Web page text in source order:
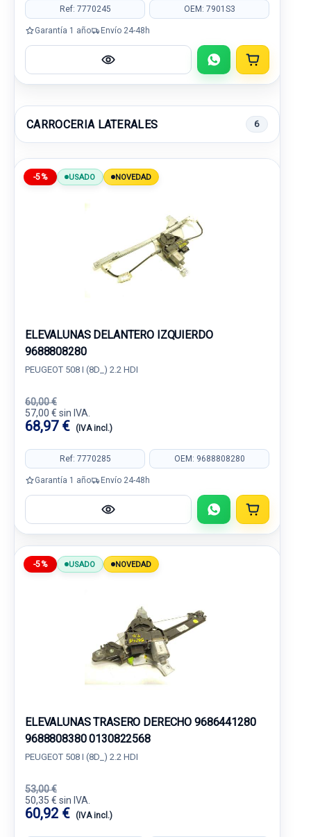
Ref: 7770245 OEM: 7901S3
Garantía 1 año Envío 24-48h
CARROCERIA LATERALES 6
-5% USADO NOVEDAD
ELEVALUNAS DELANTERO IZQUIERDO
9688808280
PEUGEOT 508 I (8D_) 2.2 HDI
60,00 €
57,00 € sin IVA.
68,97 € (IVA incl.)
Ref: 7770285 OEM: 9688808280
Garantía 1 año Envío 24-48h
-5% USADO NOVEDAD
ELEVALUNAS TRASERO DERECHO 9686441280
9688808380 0130822568
PEUGEOT 508 I (8D_) 2.2 HDI
53,00 €
50,35 € sin IVA.
60,92 € (IVA incl.)